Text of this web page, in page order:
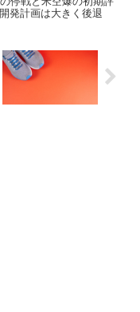
発計画は大きく後退